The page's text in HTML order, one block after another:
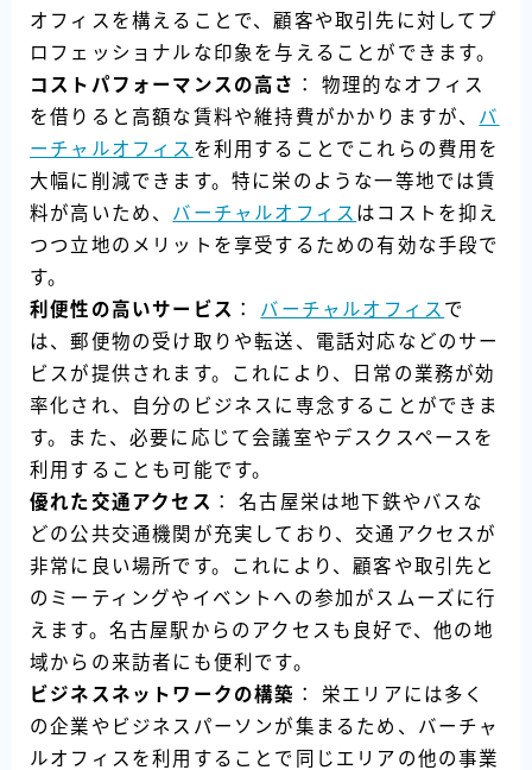
オフィスを構えることで、顧客や取引先に対してプ
ロフェッショナルな印象を与えることができます。
コストパフォーマンスの高さ ： 物理的なオフィス
を借りると高額な賃料や維持費がかかりますが、 バ
ーチャルオフィス を利用することでこれらの費用を
大幅に削減できます。特に栄のような一等地では賃
料が高いため、 バーチャルオフィス はコストを抑え
つつ立地のメリットを享受するための有効な手段で
す。
利便性の高いサービス ： バーチャルオフィス で
は、郵便物の受け取りや転送、電話対応などのサー
ビスが提供されます。これにより、日常の業務が効
率化され、自分のビジネスに専念することができま
す。また、必要に応じて会議室やデスクスペースを
利用することも可能です。
優れた交通アクセス ： 名古屋栄は地下鉄やバスな
どの公共交通機関が充実しており、交通アクセスが
非常に良い場所です。これにより、顧客や取引先と
のミーティングやイベントへの参加がスムーズに行
えます。名古屋駅からのアクセスも良好で、他の地
域からの来訪者にも便利です。
ビジネスネットワークの構築 ： 栄エリアには多く
の企業やビジネスパーソンが集まるため、バーチャ
ルオフィスを利用することで同じエリアの他の事業